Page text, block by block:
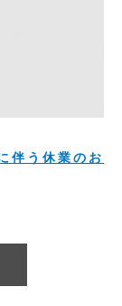
伴う休業のお